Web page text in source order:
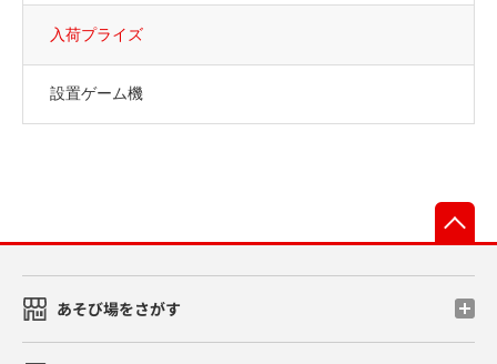
入荷プライズ
設置ゲーム機
あそび場をさがす